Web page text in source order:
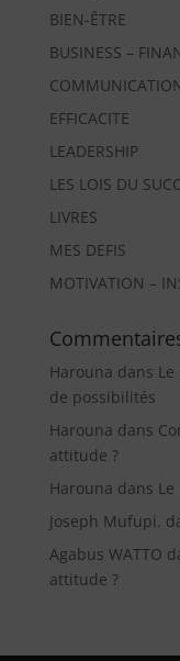
BIEN-ÊTRE
BUSINESS –
EFFICACITE
LEADERSHIP
LES LOIS DU
LIVRES
MES DEFIS
MOTIVATION –
Harouna dans
de possibilités
Harouna dans
attitude ?
Harouna dans
Joseph Mufupi.
Agabus WATTO
attitude ?